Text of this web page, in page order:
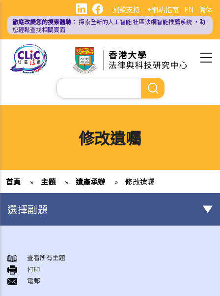
內
EN 简体
捐款支持 +網站指南
徹底改變您的搜索體驗： 探索全新的人工智能社區法網智能推薦系統 ，助
您輕鬆查找相關頁面
Search
修改遺囑
首頁 » 主題 » 遺產承辦 » 修改遺囑
選擇副題
1. 訂立遺囑的好處
2. 在授予承辦書方面，有遺囑的遺產與沒有遺囑的遺產有何分別?
如何訂立遺囑
查看所有主題
打印
電郵